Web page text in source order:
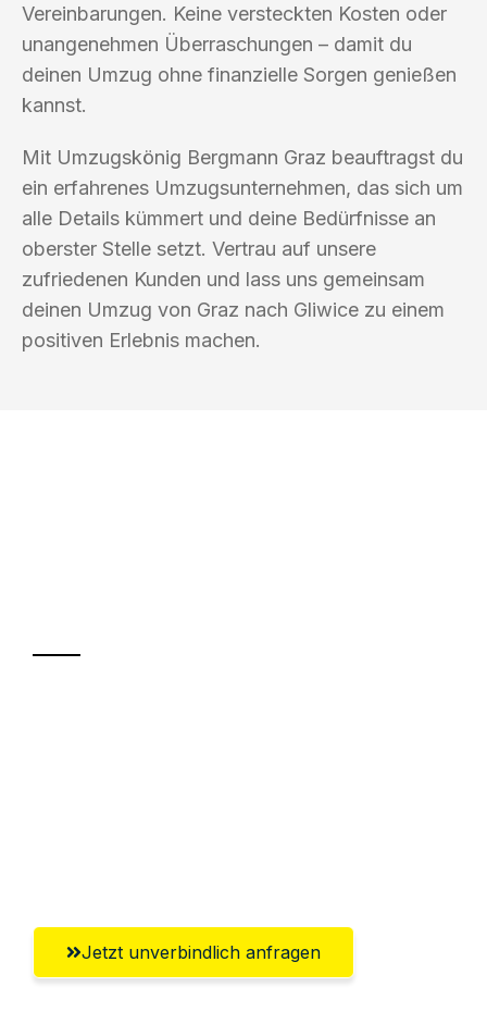
Vereinbarungen. Keine versteckten Kosten oder
unangenehmen Überraschungen – damit du
deinen Umzug ohne finanzielle Sorgen genießen
kannst.
Mit Umzugskönig Bergmann Graz beauftragst du
ein erfahrenes Umzugsunternehmen, das sich um
alle Details kümmert und deine Bedürfnisse an
oberster Stelle setzt. Vertrau auf unsere
zufriedenen Kunden und lass uns gemeinsam
deinen Umzug von Graz nach Gliwice zu einem
positiven Erlebnis machen.
Jetzt unverbindlich anfragen